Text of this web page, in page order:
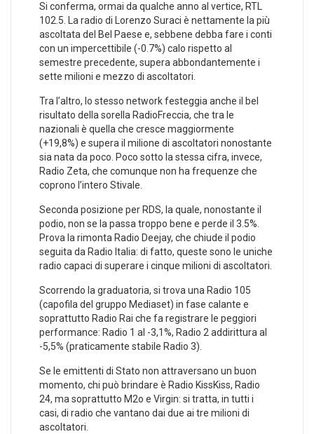
Si conferma, ormai da qualche anno al vertice, RTL
102.5. La radio di Lorenzo Suraci è nettamente la più
ascoltata del Bel Paese e, sebbene debba fare i conti
con un impercettibile (-0.7%) calo rispetto al
semestre precedente, supera abbondantemente i
sette milioni e mezzo di ascoltatori.
Tra l’altro, lo stesso network festeggia anche il bel
risultato della sorella RadioFreccia, che tra le
nazionali è quella che cresce maggiormente
(+19,8%) e supera il milione di ascoltatori nonostante
sia nata da poco. Poco sotto la stessa cifra, invece,
Radio Zeta, che comunque non ha frequenze che
coprono l’intero Stivale.
Seconda posizione per RDS, la quale, nonostante il
podio, non se la passa troppo bene e perde il 3.5%.
Prova la rimonta Radio Deejay, che chiude il podio
seguita da Radio Italia: di fatto, queste sono le uniche
radio capaci di superare i cinque milioni di ascoltatori.
Scorrendo la graduatoria, si trova una Radio 105
(capofila del gruppo Mediaset) in fase calante e
soprattutto Radio Rai che fa registrare le peggiori
performance: Radio 1 al -3,1%, Radio 2 addirittura al
-5,5% (praticamente stabile Radio 3).
Se le emittenti di Stato non attraversano un buon
momento, chi può brindare è Radio KissKiss, Radio
24, ma soprattutto M2o e Virgin: si tratta, in tutti i
casi, di radio che vantano dai due ai tre milioni di
ascoltatori.